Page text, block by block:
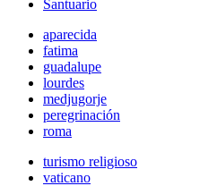
Santuario
aparecida
fatima
guadalupe
lourdes
medjugorje
peregrinación
roma
turismo religioso
vaticano